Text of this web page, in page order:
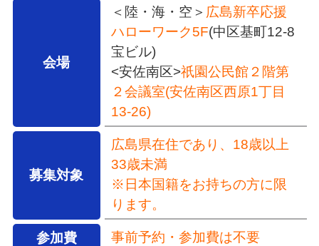
会場
＜陸・海・空＞ 広島新卒応援
ハローワーク5F(中区基町12-8
宝ビル)
<安佐南区>祇園公民館２階第
２会議室(安佐南区西原1丁目
13-26)
募集対象
広島県在住であり、18歳以上
33歳未満
※日本国籍をお持ちの方に限
ります。
参加費 事前予約・参加費は不要